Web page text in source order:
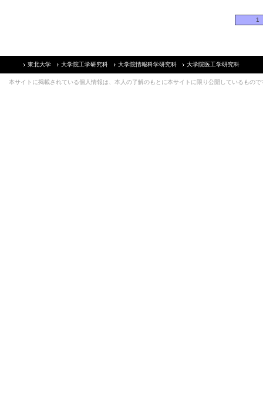
1
東北大学 大学院工学研究科 大学院情報科学研究科 大学院医工学研究科
本サイトに掲載されている個人情報は、本人の了解のもとに本サイトに限り公開しているもの